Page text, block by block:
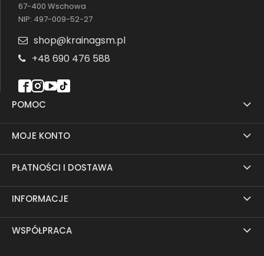
POMOC
MOJE KONTO
PŁATNOŚCI I DOSTAWA
INFORMACJE
WSPÓŁPRACA
67-400 Wschowa
NIP: 497-009-52-27
shop@krainagsm.pl
+48 690 476 588